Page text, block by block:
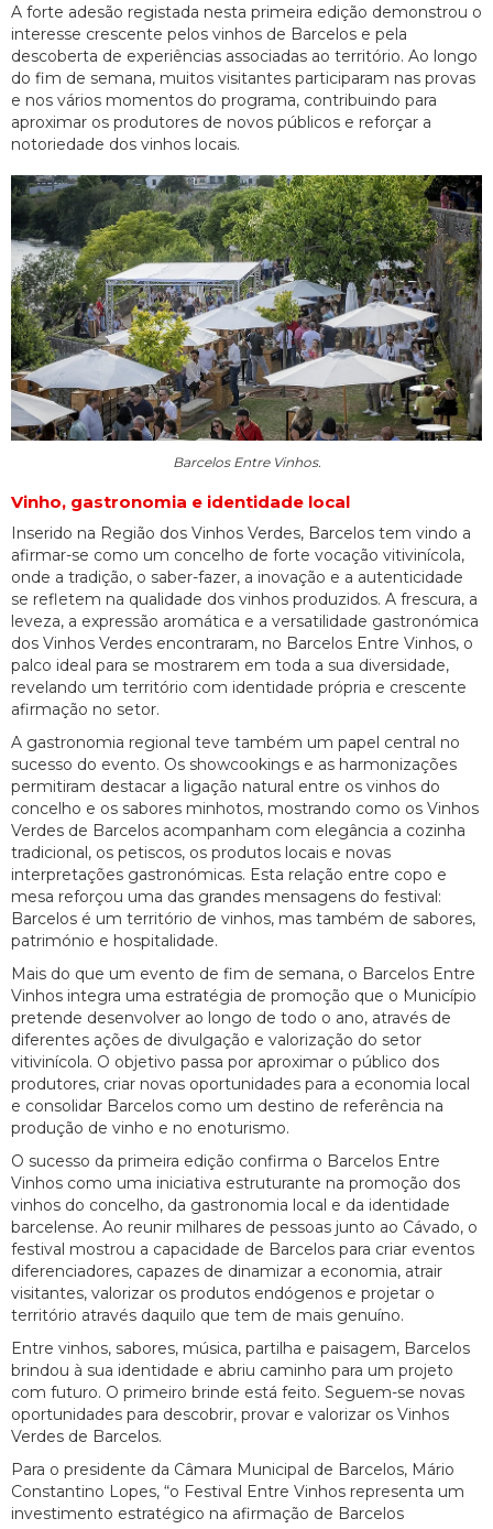
A forte adesão registada nesta primeira edição demonstrou o
interesse crescente pelos vinhos de Barcelos e pela
descoberta de experiências associadas ao território. Ao longo
do fim de semana, muitos visitantes participaram nas provas
e nos vários momentos do programa, contribuindo para
aproximar os produtores de novos públicos e reforçar a
notoriedade dos vinhos locais.
Barcelos Entre Vinhos.
Vinho, gastronomia e identidade local
Inserido na Região dos Vinhos Verdes, Barcelos tem vindo a
afirmar-se como um concelho de forte vocação vitivinícola,
onde a tradição, o saber-fazer, a inovação e a autenticidade
se refletem na qualidade dos vinhos produzidos. A frescura, a
leveza, a expressão aromática e a versatilidade gastronómica
dos Vinhos Verdes encontraram, no Barcelos Entre Vinhos, o
palco ideal para se mostrarem em toda a sua diversidade,
revelando um território com identidade própria e crescente
afirmação no setor.
A gastronomia regional teve também um papel central no
sucesso do evento. Os showcookings e as harmonizações
permitiram destacar a ligação natural entre os vinhos do
concelho e os sabores minhotos, mostrando como os Vinhos
Verdes de Barcelos acompanham com elegância a cozinha
tradicional, os petiscos, os produtos locais e novas
interpretações gastronómicas. Esta relação entre copo e
mesa reforçou uma das grandes mensagens do festival:
Barcelos é um território de vinhos, mas também de sabores,
património e hospitalidade.
Mais do que um evento de fim de semana, o Barcelos Entre
Vinhos integra uma estratégia de promoção que o Município
pretende desenvolver ao longo de todo o ano, através de
diferentes ações de divulgação e valorização do setor
vitivinícola. O objetivo passa por aproximar o público dos
produtores, criar novas oportunidades para a economia local
e consolidar Barcelos como um destino de referência na
produção de vinho e no enoturismo.
O sucesso da primeira edição confirma o Barcelos Entre
Vinhos como uma iniciativa estruturante na promoção dos
vinhos do concelho, da gastronomia local e da identidade
barcelense. Ao reunir milhares de pessoas junto ao Cávado, o
festival mostrou a capacidade de Barcelos para criar eventos
diferenciadores, capazes de dinamizar a economia, atrair
visitantes, valorizar os produtos endógenos e projetar o
território através daquilo que tem de mais genuíno.
Entre vinhos, sabores, música, partilha e paisagem, Barcelos
brindou à sua identidade e abriu caminho para um projeto
com futuro. O primeiro brinde está feito. Seguem-se novas
oportunidades para descobrir, provar e valorizar os Vinhos
Verdes de Barcelos.
Para o presidente da Câmara Municipal de Barcelos, Mário
Constantino Lopes, “o Festival Entre Vinhos representa um
investimento estratégico na afirmação de Barcelos